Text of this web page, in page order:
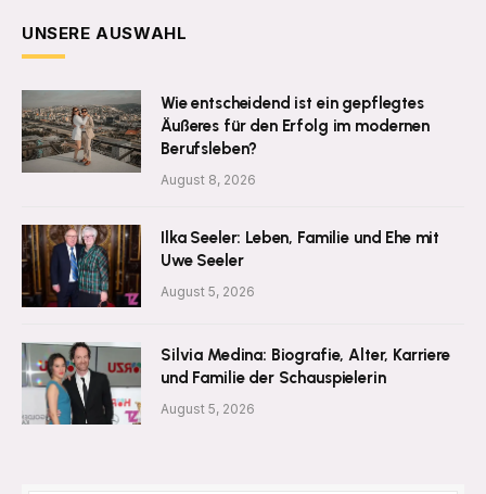
UNSERE AUSWAHL
Wie entscheidend ist ein gepflegtes
Äußeres für den Erfolg im modernen
Berufsleben?
August 8, 2026
Ilka Seeler: Leben, Familie und Ehe mit
Uwe Seeler
August 5, 2026
Silvia Medina: Biografie, Alter, Karriere
und Familie der Schauspielerin
August 5, 2026